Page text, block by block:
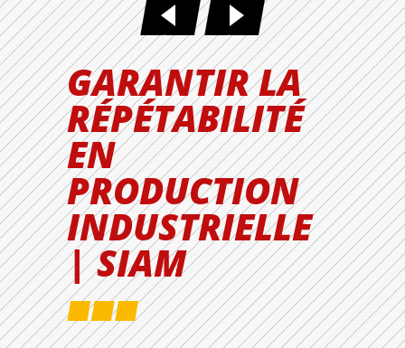
INDUSTRIALISATION
BIEN CHOISIR
GARANTIR LA
RÉPÉTABILITÉ
EN
PRODUCTION
INDUSTRIELLE
| SIAM